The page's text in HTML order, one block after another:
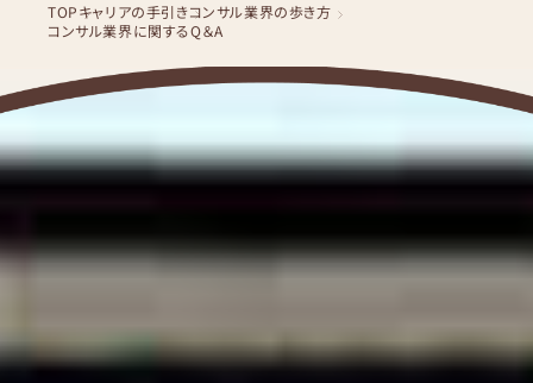
TOPキャリアの手引きコンサル業界の歩き方
コンサル業界に関するQ＆A